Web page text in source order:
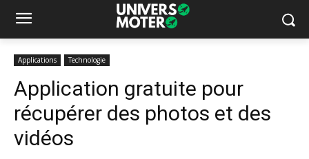
Applications Technologie
Application gratuite pour
récupérer des photos et des
vidéos